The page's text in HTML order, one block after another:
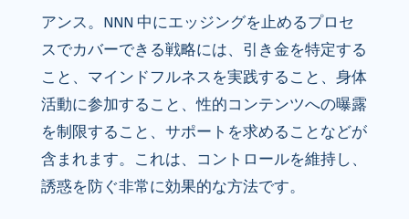
アンス。NNN 中にエッジングを止めるプロセ
スでカバーできる戦略には、引き金を特定する
こと、マインドフルネスを実践すること、身体
活動に参加すること、性的コンテンツへの曝露
を制限すること、サポートを求めることなどが
含まれます。これは、コントロールを維持し、
誘惑を防ぐ非常に効果的な方法です。